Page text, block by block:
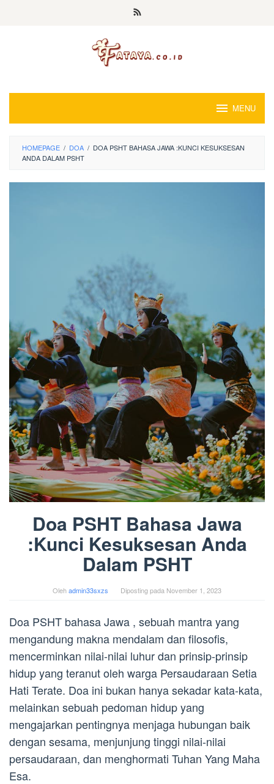
MENU
HOMEPAGE / DOA / DOA PSHT BAHASA JAWA :KUNCI KESUKSESAN
ANDA DALAM PSHT
Doa PSHT Bahasa Jawa
:Kunci Kesuksesan Anda
Dalam PSHT
Olehadmin33sxzs Diposting pada November 1, 2023
Doa PSHT bahasa Jawa , sebuah mantra yang
mengandung makna mendalam dan filosofis,
mencerminkan nilai-nilai luhur dan prinsip-prinsip
hidup yang teranut oleh warga Persaudaraan Setia
Hati Terate. Doa ini bukan hanya sekadar kata-kata,
melainkan sebuah pedoman hidup yang
mengajarkan pentingnya menjaga hubungan baik
dengan sesama, menjunjung tinggi nilai-nilai
persaudaraan, dan menghormati Tuhan Yang Maha
Esa.